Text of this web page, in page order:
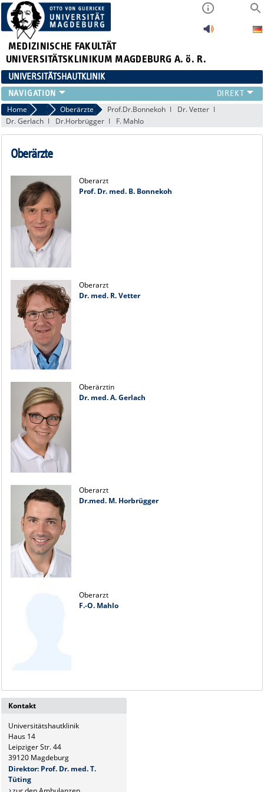
MEDIZINISCHE FAKULTÄT
UNIVERSITÄTSKLINIKUM MAGDEBURG A. ö. R.
UNIVERSITÄTSHAUTKLINIK
FÜR PATIENTEN
ÜBER UNS
FÜR ÄRZTE
HAUTTUMORZENTRUM
Home Ärzte Oberärzte Prof.Dr.Bonnekoh
Dr. Vetter
Dr. Gerlach
Dr.Horbrügger F. Mahlo
Oberärzte
Oberarzt
Prof. Dr. med. B. Bonnekoh
Oberarzt
Dr. med. R. Vetter
Oberärztin
Dr. med. A. Gerlach
Oberarzt
Dr.med. M. Horbrügger
Oberarzt
F.-O. Mahlo
Kontakt
Universitätshautklinik
Haus 14
Leipziger Str. 44
39120 Magdeburg
Direktor: Prof. Dr. med. T.
Tüting